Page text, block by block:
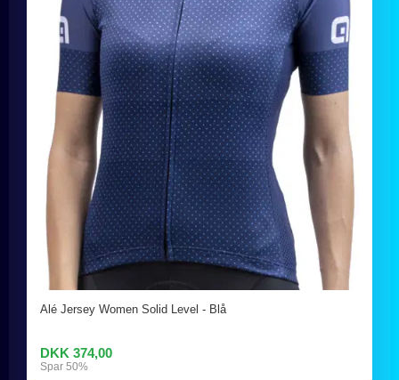
Alé Jersey Women Solid Level - Blå
DKK 374,00
Spar 50%